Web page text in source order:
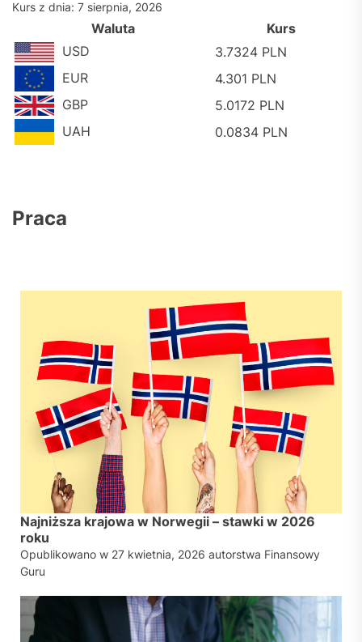
Kurs z dnia: 7 sierpnia, 2026
Waluta
Kurs
USD
3.7324 PLN
EUR
4.301 PLN
GBP
5.0172 PLN
UAH
0.0834 PLN
Praca
Najniższa krajowa w Norwegii – stawki w 2026
roku
Opublikowano w 27 kwietnia, 2026 autorstwa Finansowy
Guru